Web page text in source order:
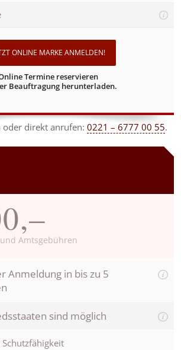
ONLINE MARKE ANMELDEN!
Termine reservieren
Beauftragung herunterladen.
oder direkt anrufen:0221 – 6777 00 55.
Amtsgebühren
Anmeldung in bis zu 5
sind möglich